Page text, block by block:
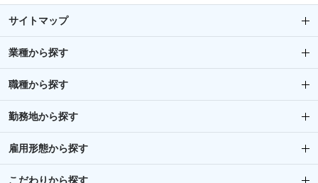
サイトマップ
業種から探す
職種から探す
勤務地から探す
雇用形態から探す
こだわりから探す